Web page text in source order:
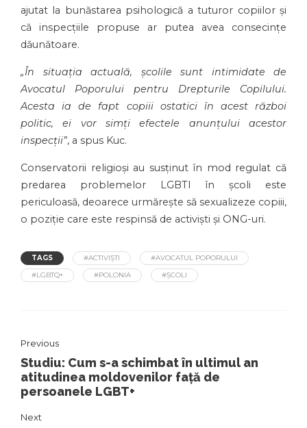
ajutat la bunăstarea psihologică a tuturor copiilor și
că inspecțiile propuse ar putea avea consecințe
dăunătoare.
„În situația actuală, școlile sunt intimidate de
Avocatul Poporului pentru Drepturile Copilului.
Acesta ia de fapt copiii ostatici în acest război
politic, ei vor simți efectele anunțului acestor
inspecții”, a spus Kuc.
Conservatorii religioși au susținut în mod regulat că
predarea problemelor LGBTI în școli este
periculoasă, deoarece urmărește să sexualizeze copiii,
o poziție care este respinsă de activiști și ONG-uri.
TAGS #ACTIVIȘTI
#AVOCATUL POPORULUI
#LGBTQ+
#POLONIA #ȘCOLI
Previous
Studiu: Cum s-a schimbat în ultimul an
atitudinea moldovenilor față de
persoanele LGBT+
Next